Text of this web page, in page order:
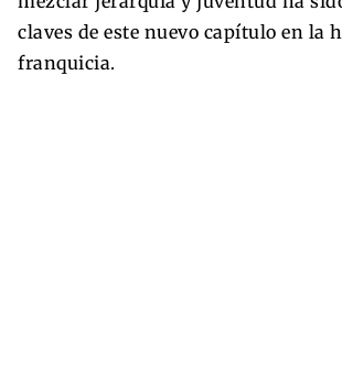
claves de este nuevo capítulo en la
franquicia.